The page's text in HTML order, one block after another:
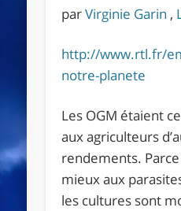
parVirginie Garin ,
http://www.rtl.fr/
notre-planete
Les OGM étaient
aux agriculteurs
rendements.
mieux aux
les cultures sont